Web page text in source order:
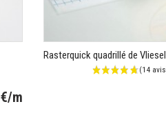
m
Rasterquick quadrillé de